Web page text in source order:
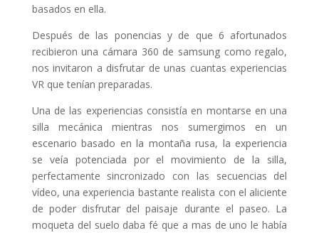
basados en ella.
Después de las ponencias y de que 6 afortunados
recibieron una cámara 360 de samsung como regalo,
nos invitaron a disfrutar de unas cuantas experiencias
VR que tenían preparadas.
Una de las experiencias consistía en montarse en una
silla mecánica mientras nos sumergimos en un
escenario basado en la montaña rusa, la experiencia
se veía potenciada por el movimiento de la silla,
perfectamente sincronizado con las secuencias del
vídeo, una experiencia bastante realista con el aliciente
de poder disfrutar del paisaje durante el paseo. La
moqueta del suelo daba fé que a mas de uno le había